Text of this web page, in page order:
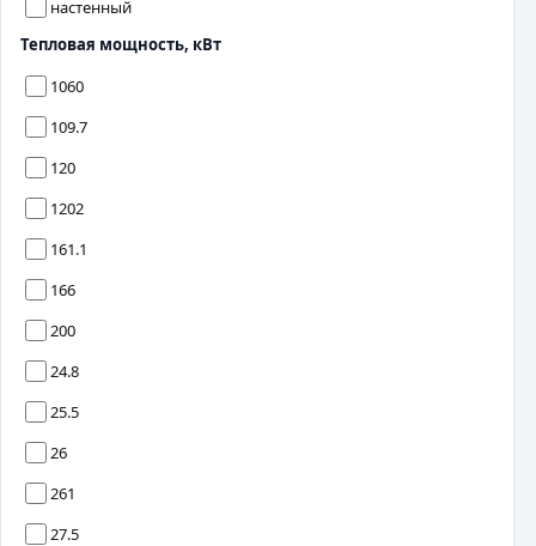
настенный
Тепловая мощность, кВт
1060
109.7
120
1202
161.1
166
200
24.8
25.5
26
261
27.5